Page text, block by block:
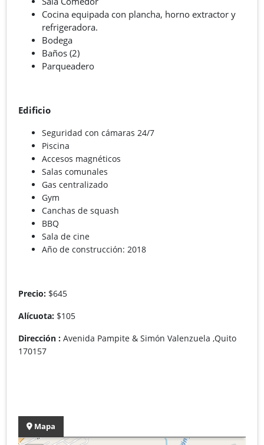
Cocina equipada con plancha, horno extractor y
refrigeradora.
Bodega
Baños (2)
Parqueadero
Edificio
Seguridad con cámaras 24/7
Piscina
Accesos magnéticos
Salas comunales
Gas centralizado
Gym
Canchas de squash
BBQ
Sala de cine
Año de construcción: 2018
Precio: $645
Alícuota: $105
Dirección : Avenida Pampite & Simón Valenzuela ,Quito
170157
Mapa